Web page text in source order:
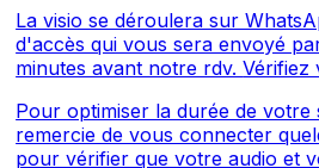
La visio se déroulera sur
d'accès qui vous sera envoyé
minutes avant notre rdv.Vérifiez
Pour optimiser la durée de votre
remercie de vous connecter
pour vérifier que votre audio et